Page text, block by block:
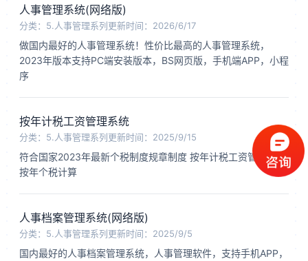
人事管理系统(网络版)
分类：5.人事管理系列 更新时间：2026/6/17
做国内最好的人事管理系统！性价比最高的人事管理系统，
2023年版本支持PC端安装版本，BS网页版，手机端APP，小程
序
按年计税工资管理系统
分类：5.人事管理系列 更新时间：2025/9/15
符合国家2023年最新个税制度规章制度 按年计税工资管理系统
按年个税计算
人事档案管理系统(网络版)
分类：5.人事管理系列 更新时间：2025/9/5
国内最好的人事档案管理系统，人事管理软件，支持手机APP，